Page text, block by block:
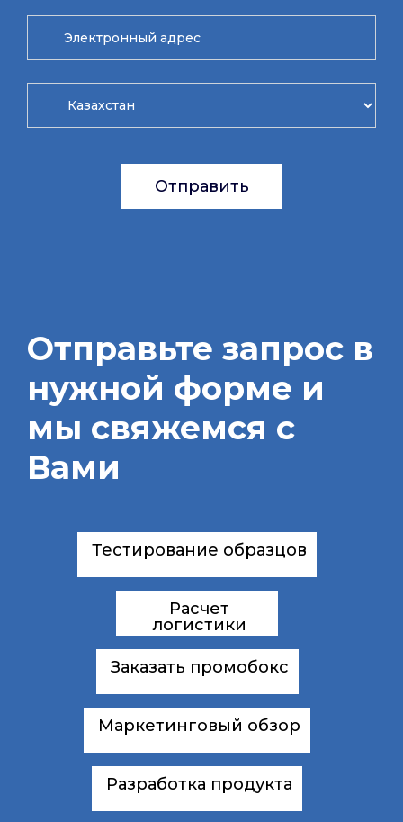
Отправить
Отправьте запрос в
нужной форме и
мы свяжемся с
Вами
Тестирование образцов
Расчет
логистики
Заказать промобокс
Маркетинговый обзор
Разработка продукта